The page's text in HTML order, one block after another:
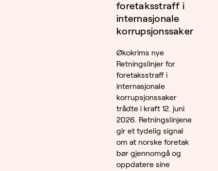
foretaksstraff i
internasjonale
korrupsjonssaker
Økokrims nye
Retningslinjer for
foretaksstraff i
internasjonale
korrupsjonssaker
trådte i kraft 12. juni
2026. Retningslinjene
gir et tydelig signal
om at norske foretak
bør gjennomgå og
oppdatere sine